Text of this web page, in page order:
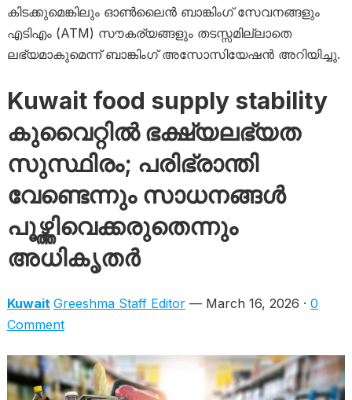
കിടക്കുമെങ്കിലും ഓൺലൈൻ ബാങ്കിംഗ് സേവനങ്ങളും
എടിഎം (ATM) സൗകര്യങ്ങളും തടസ്സമില്ലാതെ
ലഭ്യമാകുമെന്ന് ബാങ്കിംഗ് അസോസിയേഷൻ അറിയിച്ചു.
Kuwait food supply stability
കുവൈറ്റിൽ ഭക്ഷ്യലഭ്യത
സുസ്ഥിരം; പരിഭ്രാന്തി
വേണ്ടെന്നും സാധനങ്ങൾ
പൂഴ്ത്തിവെക്കരുതെന്നും
അധികൃതർ
Kuwait Greeshma Staff Editor— March 16, 2026 · 0
Comment